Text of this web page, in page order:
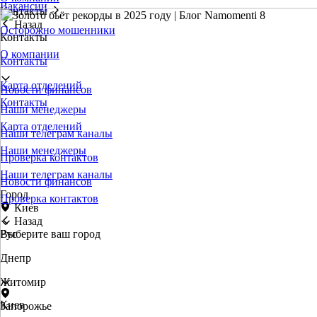
Контакты
Назад
Контакты
Контакты
Карта отделений
Наши менеджеры
Наши телеграм каналы
Проверка контактов
Новости финансов
Город
Киев
Назад
Выберите ваш город
Днепр
Житомир
Запорожье
Вакансии
Осторожно мошенники
О компании
Новости финансов
Контакты
Карта отделений
Наши менеджеры
Наши телеграм каналы
Проверка контактов
Рус
Киев